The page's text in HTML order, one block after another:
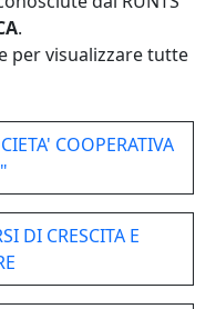
.
per visualizzare tutte
COOPERATIVA
DI CRESCITA E